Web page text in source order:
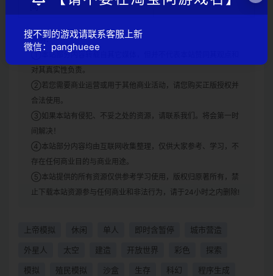
间
声明：
①本站部分内容转载自其它媒体，但并不代表本站赞同其观点和
对其真实性负责。
②若您需要商业运营或用于其他商业活动，请您购买正版授权并
合法使用。
③如果本站有侵犯、不妥之处的资源，请联系我们。将会第一时
间解决！
④本站部分内容均由互联网收集整理，仅供大家参考、学习，不
存在任何商业目的与商业用途。
⑤本站提供的所有资源仅供参考学习使用，版权归原著所有，禁
止下载本站资源参与任何商业和非法行为，请于24小时之内删除!
上帝模拟 休闲 单人 即时含暂停 城市营造
外星人 太空 建造 开放世界 彩色 探索
模拟 殖民模拟 沙盒 生存 科幻 程序生成
搜不到的游戏请联系客服上新
微信：panghueee